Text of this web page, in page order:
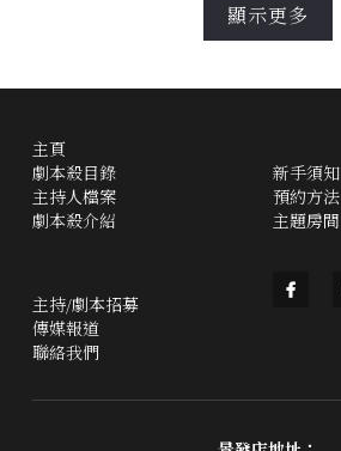
顯示更多
主頁
劇本殺目錄
主持人檔案
劇本殺介紹
新手須知
預約方法
主題房間
主持/劇本招募
傳媒報道
聯絡我們